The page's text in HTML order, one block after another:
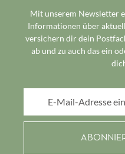
Mit unserem Newsletter
Informationen über
versichern dir dein
ab und zu auch das ein